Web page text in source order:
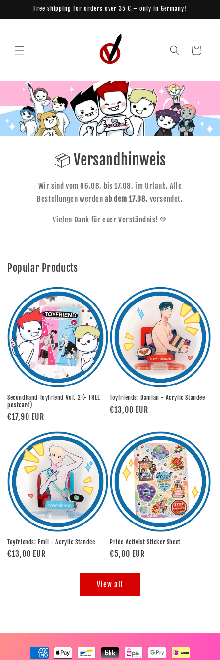
Skip toFree shipping for orders over 35 € – only in Germany!
Cart
📦 Versandhinweis
Wir sind vom 06.08. bis 17.08. im Urlaub. Alle
Bestellungen werdenab dem 17.08. versendet.
Vielen Dank für euer Verständnis! 💚
Popular Products
Secondhand Toyfriend Vol. 2 (+ FREE
postcard)
Regular
€17,90 EUR
Toyfriends: Damian - Acrylic Standee
Regular
€13,00 EUR
Toyfriends: Emil - Acrylic Standee
Regular
€13,00 EUR
Pride Activist Sticker Sheet
Regular
€5,00 EUR
View all
Payment